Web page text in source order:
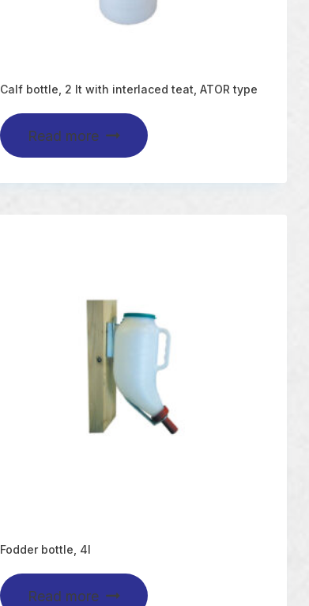
Calf bottle, 2 lt with interlaced teat, ATOR type
Read more
Fodder bottle, 4l
Read more